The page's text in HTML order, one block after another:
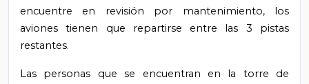
encuentre en revisión por mantenimiento, los
aviones tienen que repartirse entre las 3 pistas
restantes.
Las personas que se encuentran en la torre de